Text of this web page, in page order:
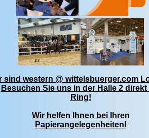
sind western @ wittelsbuerger.com
Besuchen Sie uns in der Halle 2 direkt
Ring!
Wir helfen Ihnen bei Ihren
Papierangelegenheiten!